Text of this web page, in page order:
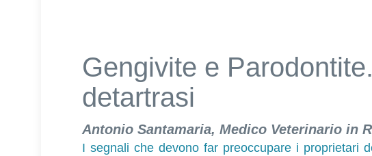
Gengivite e
detartrasi
Antonio Santamaria, Medico Veterinario in
I segnali che devono far preoccupare i proprietari